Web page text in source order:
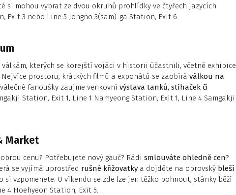
si mohou vybrat ze dvou okruhů prohlídky ve čtyřech jazycích.
Exit 3 nebo Line 5 Jongno 3(sam)-ga Station, Exit 6.
válkám, kterých se korejští vojáci v historii účastnili, včetně exhibice
Nejvíce prostoru, krátkých filmů a exponátů se zaobírá válkou na
fanoušky zaujme venkovní výstava tanků, stíhaček či
Station, Exit 1, Line 1 Namyeong Station, Exit 1, Line 4 Samgakji
Market
cenu? Potřebujete nový gauč? Rádi smlouváte ohledně cen?
se vyjímá uprostřed rušné křižovatky a dojděte na obrovský bleší
si vzpomenete. O víkendu se zde lze jen těžko pohnout, stánky běží
4 Hoehyeon Station, Exit 5.